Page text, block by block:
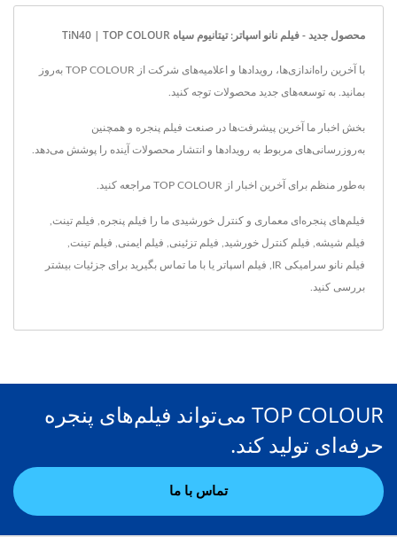
محصول جدید - فیلم نانو اسپاتر: تیتانیوم سیاه TiN40 | TOP COLOUR
با آخرین راه‌اندازی‌ها، رویدادها و اعلامیه‌های شرکت از TOP COLOUR به‌روز
بمانید. به توسعه‌های جدید محصولات توجه کنید.
بخش اخبار ما آخرین پیشرفت‌ها در صنعت فیلم پنجره و همچنین
به‌روزرسانی‌های مربوط به رویدادها و انتشار محصولات آینده را پوشش می‌دهد.
به‌طور منظم برای آخرین اخبار از TOP COLOUR مراجعه کنید.
فیلم‌های پنجره‌ای معماری و کنترل خورشیدی ما را فیلم پنجره فیلم تینت
فیلم شیشه فیلم کنترل خورشید فیلم تزئینی فیلم ایمنی فیلم تینت
فیلم نانو سرامیکی IR فیلم اسپاتر یا با ما تماس بگیرید برای جزئیات بیشتر
بررسی کنید.
TOP COLOUR می‌تواند فیلم‌های پنجره
حرفه‌ای تولید کند.
تماس با ما